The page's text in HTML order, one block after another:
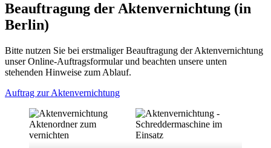
Beauftragung der Aktenvernichtung (in
Berlin)
Bitte nutzen Sie bei erstmaliger Beauftragung der Aktenvernichtung
unser Online-Auftragsformular und beachten unsere unten
stehenden Hinweise zum Ablauf.
Auftrag zur Aktenvernichtung